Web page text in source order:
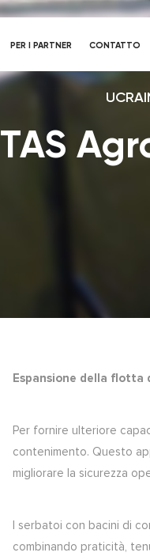
PER I PARTNER CONTATTO
TAS
Espansione della flotta
Per fornire ulteriore
contenimento. Questo
migliorare la sicurezza
I serbatoi con bacini di
combinando praticità,